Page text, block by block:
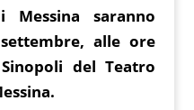
t
l gr
a
m
saranno
alle ore
del Teatro